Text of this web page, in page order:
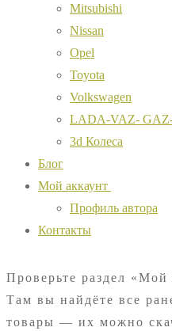
Mitsubishi
Nissan
Opel
Toyota
Volkswagen
LADA-VAZ-
3d Колеса
Блог
Мой аккаунт
Профиль автора
Контакты
Проверьте раздел
Там вы найдёте все
товары — их можно